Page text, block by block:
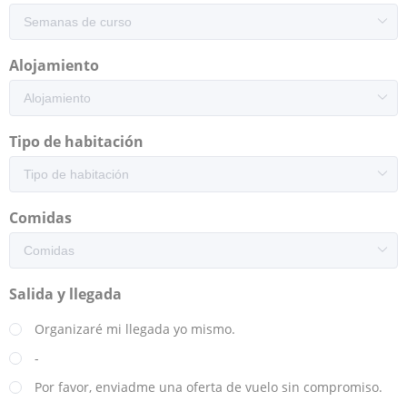
Alojamiento
Tipo de habitación
Comidas
Salida y llegada
Organizaré mi llegada yo mismo.
-
Por favor, enviadme una oferta de vuelo sin compromiso.